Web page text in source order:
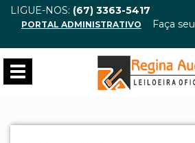
LIGUE-NOS: (67) 3363-5417
PORTAL ADMINISTRATIVO Faça seu
Toggle
navigation